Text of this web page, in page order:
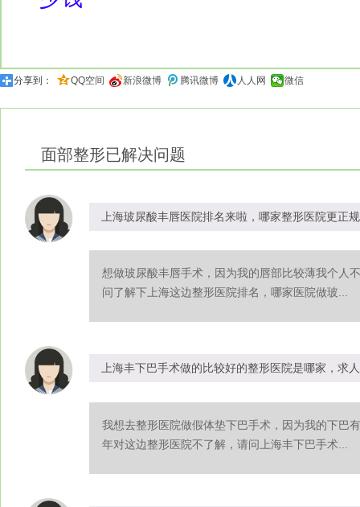
分享到： QQ空间 新浪微博 腾讯微博 人人网 微信
面部整形已解决问题
上海玻尿酸丰唇医院排名来啦，哪家整形医院更正规
想做玻尿酸丰唇手术，因为我的唇部比较薄我个人
问了解下上海这边整形医院排名，哪家医院做玻...
上海丰下巴手术做的比较好的整形医院是哪家，求
我想去整形医院做假体垫下巴手术，因为我的下巴
年对这边整形医院不了解，请问上海丰下巴手术...